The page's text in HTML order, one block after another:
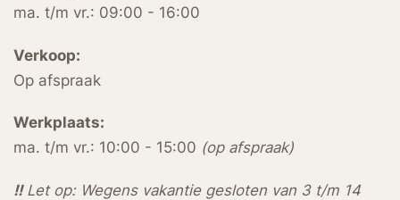
ma. t/m vr.: 09:00 - 16:00
Verkoop:
Op afspraak
Werkplaats:
ma. t/m vr.: 10:00 - 15:00 (op afspraak)
!!Let op: Wegens vakantie gesloten van 3 t/m 14